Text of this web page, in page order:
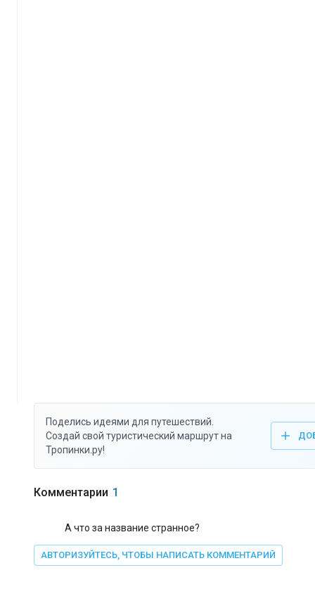
Поделись идеями для путешествий.
Создай свой туристический маршрут на
Тропинки.ру!
Комментарии 1
А что за название странное?
АВТОРИЗУЙТЕСЬ, ЧТОБЫ НАПИСАТЬ КОММЕНТАРИЙ